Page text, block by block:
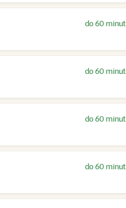
do 60 minut
do 60 minut
do 60 minut
do 60 minut